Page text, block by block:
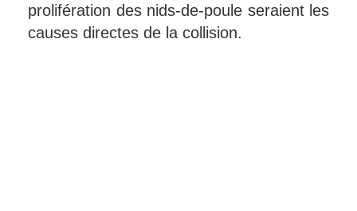
prolifération des nids-de-poule seraient les
causes directes de la collision.